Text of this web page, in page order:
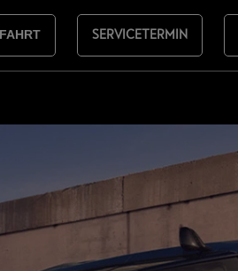
SERVICETERMIN